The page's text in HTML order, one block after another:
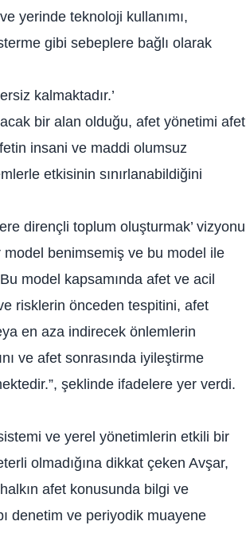
yerinde teknoloji kullanımı,
gibi sebeplere bağlı olarak
kalmaktadır.’
bir alan olduğu, afet yönetimi afet
insani ve maddi olumsuz
etkisinin sınırlanabildiğini
dirençli toplum oluşturmak’ vizyonu
model benimsemiş ve bu model ile
model kapsamında afet ve acil
risklerin önceden tespitini, afet
en aza indirecek önlemlerin
ve afet sonrasında iyileştirme
şeklinde ifadelere yer verdi.
ve yerel yönetimlerin etkili bir
olmadığına dikkat çeken Avşar,
afet konusunda bilgi ve
denetim ve periyodik muayene